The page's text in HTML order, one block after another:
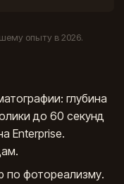
опыту в 2026.
глубина
до 60 секунд
Enterprise.
по фотореализму.